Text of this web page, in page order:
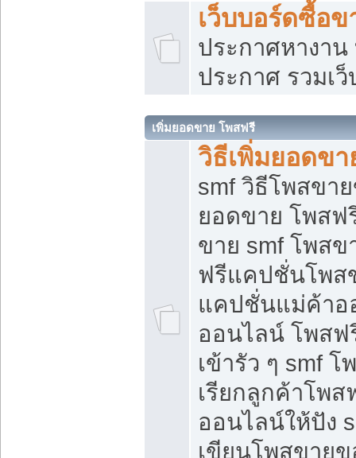
เว็บบอร์ดซื้อข
ประกาศหางาน
ประกาศ รวมเ
เพิ่มยอดขาย โพสฟรี
วิธีเพิ่มยอดข
smf วิธีโพสขา
ยอดขาย โพสฟ
ขาย smf โพส
ฟรีแคปชั่นโพส
แคปชั่นแม่ค้า
ออนไลน์ โพสฟ
เข้ารัว ๆ smf
เรียกลูกค้าโพส
ออนไลน์ให้ปัง
เขียนโพสขาย